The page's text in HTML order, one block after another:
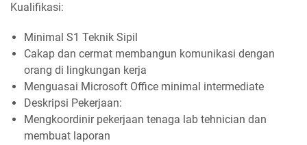
Kualifikasi:
Minimal S1 Teknik Sipil
Cakap dan cermat membangun komunikasi dengan
orang di lingkungan kerja
Menguasai Microsoft Office minimal intermediate
Deskripsi Pekerjaan:
Mengkoordinir pekerjaan tenaga lab tehnician dan
membuat laporan